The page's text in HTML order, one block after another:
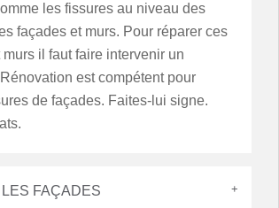
les fissures au niveau des
façades et murs. Pour réparer ces
il faut faire intervenir un
est compétent pour
de façades. Faites-lui signe.
FAÇADES